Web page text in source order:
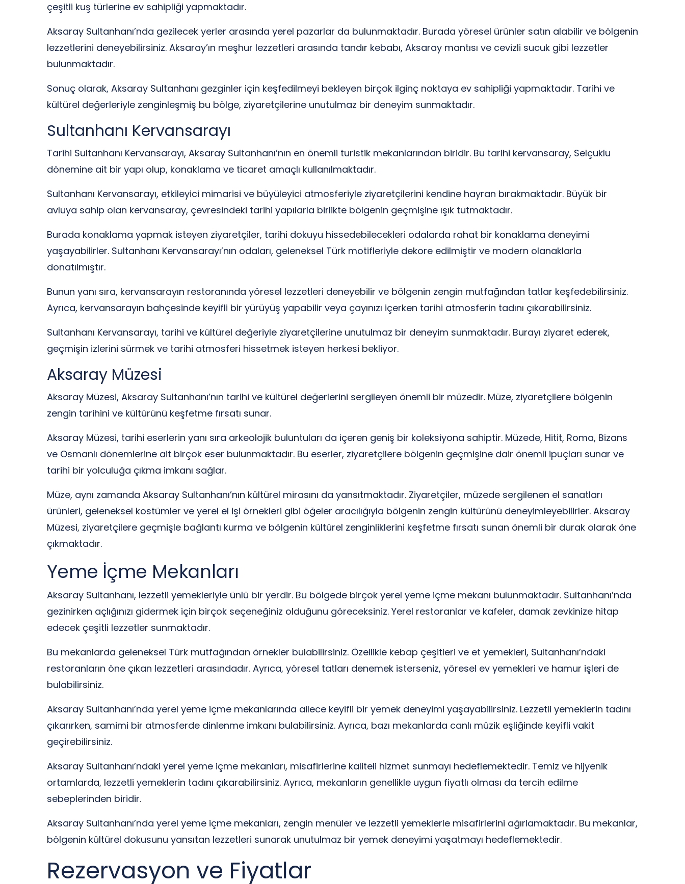
çeşitli kuş türlerine ev sahipliği yapmaktadır.
Aksaray Sultanhanı’nda gezilecek yerler arasında yerel pazarlar da bulunmaktadır. Burada yöresel ürünler satın alabilir ve bölgenin
lezzetlerini deneyebilirsiniz. Aksaray’ın meşhur lezzetleri arasında tandır kebabı, Aksaray mantısı ve cevizli sucuk gibi lezzetler
bulunmaktadır.
Sonuç olarak, Aksaray Sultanhanı gezginler için keşfedilmeyi bekleyen birçok ilginç noktaya ev sahipliği yapmaktadır. Tarihi ve
kültürel değerleriyle zenginleşmiş bu bölge, ziyaretçilerine unutulmaz bir deneyim sunmaktadır.
Sultanhanı Kervansarayı
Tarihi Sultanhanı Kervansarayı, Aksaray Sultanhanı’nın en önemli turistik mekanlarından biridir. Bu tarihi kervansaray, Selçuklu
dönemine ait bir yapı olup, konaklama ve ticaret amaçlı kullanılmaktadır.
Sultanhanı Kervansarayı, etkileyici mimarisi ve büyüleyici atmosferiyle ziyaretçilerini kendine hayran bırakmaktadır. Büyük bir
avluya sahip olan kervansaray, çevresindeki tarihi yapılarla birlikte bölgenin geçmişine ışık tutmaktadır.
Burada konaklama yapmak isteyen ziyaretçiler, tarihi dokuyu hissedebilecekleri odalarda rahat bir konaklama deneyimi
yaşayabilirler. Sultanhanı Kervansarayı’nın odaları, geleneksel Türk motifleriyle dekore edilmiştir ve modern olanaklarla
donatılmıştır.
Bunun yanı sıra, kervansarayın restoranında yöresel lezzetleri deneyebilir ve bölgenin zengin mutfağından tatlar keşfedebilirsiniz.
Ayrıca, kervansarayın bahçesinde keyifli bir yürüyüş yapabilir veya çayınızı içerken tarihi atmosferin tadını çıkarabilirsiniz.
Sultanhanı Kervansarayı, tarihi ve kültürel değeriyle ziyaretçilerine unutulmaz bir deneyim sunmaktadır. Burayı ziyaret ederek,
geçmişin izlerini sürmek ve tarihi atmosferi hissetmek isteyen herkesi bekliyor.
Aksaray Müzesi
Aksaray Müzesi, Aksaray Sultanhanı’nın tarihi ve kültürel değerlerini sergileyen önemli bir müzedir. Müze, ziyaretçilere bölgenin
zengin tarihini ve kültürünü keşfetme fırsatı sunar.
Aksaray Müzesi, tarihi eserlerin yanı sıra arkeolojik buluntuları da içeren geniş bir koleksiyona sahiptir. Müzede, Hitit, Roma, Bizans
ve Osmanlı dönemlerine ait birçok eser bulunmaktadır. Bu eserler, ziyaretçilere bölgenin geçmişine dair önemli ipuçları sunar ve
tarihi bir yolculuğa çıkma imkanı sağlar.
Müze, aynı zamanda Aksaray Sultanhanı’nın kültürel mirasını da yansıtmaktadır. Ziyaretçiler, müzede sergilenen el sanatları
ürünleri, geleneksel kostümler ve yerel el işi örnekleri gibi öğeler aracılığıyla bölgenin zengin kültürünü deneyimleyebilirler. Aksaray
Müzesi, ziyaretçilere geçmişle bağlantı kurma ve bölgenin kültürel zenginliklerini keşfetme fırsatı sunan önemli bir durak olarak öne
çıkmaktadır.
Yeme İçme Mekanları
Aksaray Sultanhanı, lezzetli yemekleriyle ünlü bir yerdir. Bu bölgede birçok yerel yeme içme mekanı bulunmaktadır. Sultanhanı’nda
gezinirken açlığınızı gidermek için birçok seçeneğiniz olduğunu göreceksiniz. Yerel restoranlar ve kafeler, damak zevkinize hitap
edecek çeşitli lezzetler sunmaktadır.
Bu mekanlarda geleneksel Türk mutfağından örnekler bulabilirsiniz. Özellikle kebap çeşitleri ve et yemekleri, Sultanhanı’ndaki
restoranların öne çıkan lezzetleri arasındadır. Ayrıca, yöresel tatları denemek isterseniz, yöresel ev yemekleri ve hamur işleri de
bulabilirsiniz.
Aksaray Sultanhanı’nda yerel yeme içme mekanlarında ailece keyifli bir yemek deneyimi yaşayabilirsiniz. Lezzetli yemeklerin tadını
çıkarırken, samimi bir atmosferde dinlenme imkanı bulabilirsiniz. Ayrıca, bazı mekanlarda canlı müzik eşliğinde keyifli vakit
geçirebilirsiniz.
Aksaray Sultanhanı’ndaki yerel yeme içme mekanları, misafirlerine kaliteli hizmet sunmayı hedeflemektedir. Temiz ve hijyenik
ortamlarda, lezzetli yemeklerin tadını çıkarabilirsiniz. Ayrıca, mekanların genellikle uygun fiyatlı olması da tercih edilme
sebeplerinden biridir.
Aksaray Sultanhanı’nda yerel yeme içme mekanları, zengin menüler ve lezzetli yemeklerle misafirlerini ağırlamaktadır. Bu mekanlar,
bölgenin kültürel dokusunu yansıtan lezzetleri sunarak unutulmaz bir yemek deneyimi yaşatmayı hedeflemektedir.
Rezervasyon ve Fiyatlar